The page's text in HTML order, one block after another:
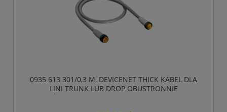
0935 613 301/0,3 M, DEVICENET THICK KABEL DLA
LINI TRUNK LUB DROP OBUSTRONNIE
ZAKOŃCZONY KONFEKCJONOWANY, 5 POLOWY